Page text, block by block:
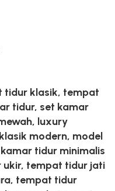
tidur klasik, tempat
tidur, set kamar
luxury
modern, model
tidur minimalis
ukir, tempat tidur jati
tempat tidur